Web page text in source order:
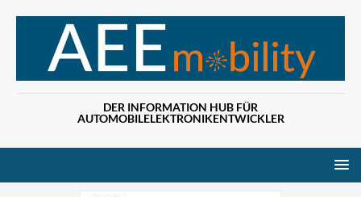
DER INFORMATION HUB FÜR
AUTOMOBILELEKTRONIKENTWICKLER